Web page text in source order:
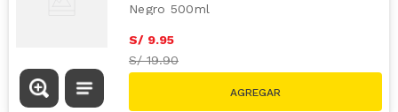
Negro 500ml
S/ 9.95
S/19.90